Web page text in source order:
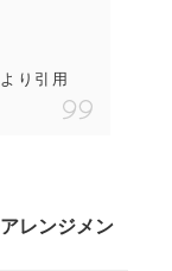
より引用